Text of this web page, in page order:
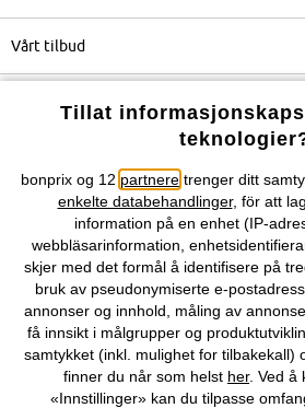
Vårt tilbud
Selskapet
Du kan også finne
Kjøpsvilkår Personopplysninger
Om Oss Angre
©2026 bonprix.
Tillat
bonprix og 12 partnere trenger ditt
enkelte databehandlinger, för att
information på en enhet (IP-
webbläsarinformation,
skjer med det formål å identifisere på
bruk av pseudonymiserte e-
annonser og innhold, måling av
få innsikt i målgrupper og
samtykket (inkl. mulighet for tilbakekall)
finner du når som helst her. Ved å
«Innstillinger» kan du tilpasse